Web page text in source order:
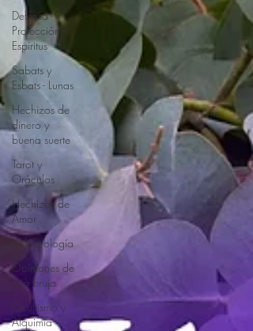
Defensa -
Protección -
Espíritus
Sabats y
Esbats - Lunas
Hechizos de
dinero y
buena suerte
Tarot y
Oráculos
Hechizos de
Amor
Numerología
Opiniones de
una bruja
Ocultismo y
Alquimia